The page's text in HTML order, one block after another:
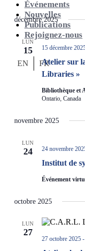
Événements
Nouvelles
Publications
Rejoignez-nous
EN FR
décembre 2025
LUN
15
Atelier sur
Libraries »
15 décembre
Bibliothèque et
Ontario, Canada
novembre 2025
LUN
24
Institut de
24 novembre
Événement
octobre 2025
LUN
27
27 octobre 2025-